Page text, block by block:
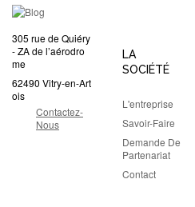
305 rue de Quiéry
- ZA de l’aérodro
me
62490 Vitry-en-Art
ois
Contactez-
Nous
LA
SOCIÉTÉ
L'entreprise
Savoir-Faire
Demande De
Partenariat
Contact